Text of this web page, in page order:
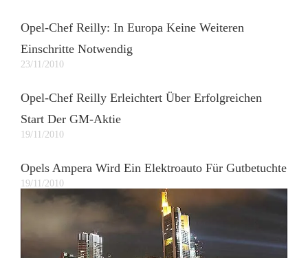
Opel-Chef Reilly: In Europa Keine Weiteren
Einschritte Notwendig
23/11/2010
Opel-Chef Reilly Erleichtert Über Erfolgreichen
Start Der GM-Aktie
19/11/2010
Opels Ampera Wird Ein Elektroauto Für Gutbetuchte
19/11/2010